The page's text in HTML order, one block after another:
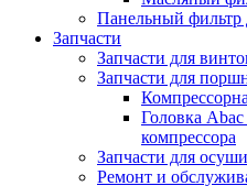
Панельный фильтр
Запчасти
Запчасти для
Запчасти для
Головка
компрессора
Запчасти для
Ремонт и